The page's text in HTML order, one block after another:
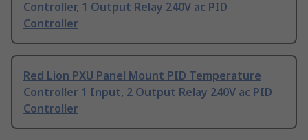
Controller, 1 Output Relay 240V ac PID
Controller
Red Lion PXU Panel Mount PID Temperature
Controller 1 Input, 2 Output Relay 240V ac PID
Controller